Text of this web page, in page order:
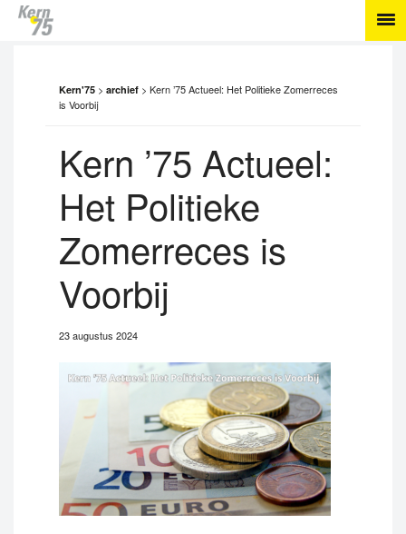
Kern'75 > archief > Kern ’75 Actueel: Het Politieke Zomerreces
is Voorbij
Kern ’75 Actueel:
Het Politieke
Zomerreces is
Voorbij
23 augustus 2024